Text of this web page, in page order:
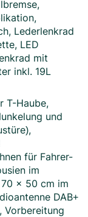
Lederlenkrad
LED
mit
inkl. 19L
T-Haube,
und
für Fahrer-
im
70 x 50 cm im
DAB+
Vorbereitung